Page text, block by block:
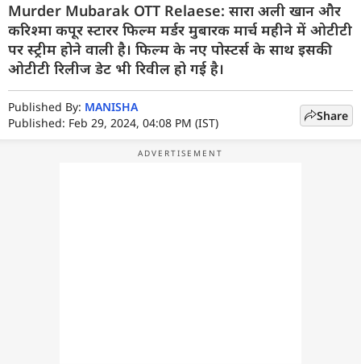
Murder Mubarak OTT Relaese: सारा अली खान और
करिश्मा कपूर स्टारर फिल्म मर्डर मुबारक मार्च महीने में ओटीटी
पर स्ट्रीम होने वाली है। फिल्म के नए पोस्टर्स के साथ इसकी
ओटीटी रिलीज डेट भी रिवील हो गई है।
Published By: MANISHA
Published: Feb 29, 2024, 04:08 PM (IST)
Share